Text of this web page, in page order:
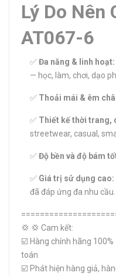
Lý Do Nên
AT067-6
✅Đa năng & linh hoạt:
— học, làm, chơi, dạo
✅ Thoải mái & êm
✅ Thiết kế thời trang,
streetwear, casual,
✅Độ bền và độ bám
✅ Giá trị sử dụng cao:
đã đáp ứng đa nhu cầu.
💢 💢 Cam kết:
☑️ Hàng chính hãng
toán
☑️ Phát hiện hàng giả,